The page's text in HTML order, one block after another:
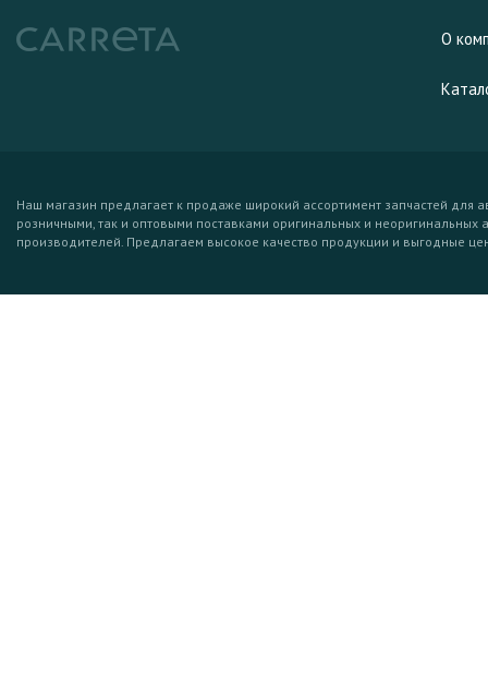
О
Наш магазин предлагает к продаже широкий ассортимент запчастей для
розничными, так и оптовыми поставками оригинальных и неоригинальных
производителей. Предлагаем высокое качество продукции и выгодные